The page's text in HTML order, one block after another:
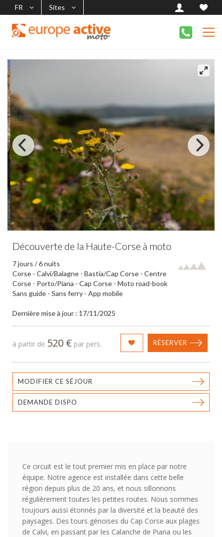
FR Sites
Découverte de la Haute-Corse à moto
7 jours / 6 nuits
Corse - Calvi/Balagne - Bastia/Cap Corse - Centre
Corse - Porto/Piana - Cap Corse - Moto road-book
Sans guide - Sans ferry - App mobile
Dernière mise à jour : 17/11/2025
à partir de 520 € par pers. RÉSERVER
MODIFIER CE SÉJOUR
DEMANDE DISPO
Ce circuit est le tout premier mis en place par notre
équipe. Notre agence est installée dans cette belle
région depuis plus de 20 ans, et nous sillonnons
régulièrement toutes les petites routes. Nous sommes
toujours aussi étonnés par la diversité et la beauté des
paysages. Des tours génoises du Cap Corse aux plages
de Calvi, en passant par les Calanche de Piana ou les